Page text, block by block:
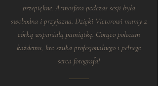
przepiękne. Atmosfera podczas sesji była
swobodna i przyjazna. Dzięki Victorowi mamy z
córką wspaniałą pamiątkę. Gorąco polecam
każdemu, kto szuka profesjonalnego i pełnego
serca fotografa!